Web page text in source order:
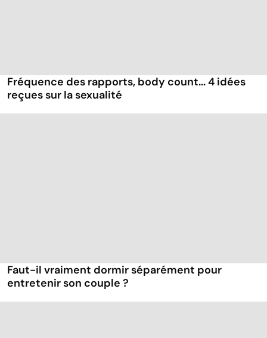
Fréquence des rapports, body count... 4 idées
reçues sur la sexualité
Faut-il vraiment dormir séparément pour
entretenir son couple ?